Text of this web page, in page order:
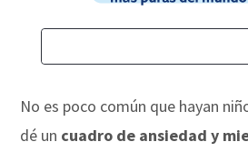
No es poco común que hayan
dé un cuadro de ansiedad y